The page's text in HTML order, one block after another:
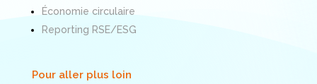
Économie circulaire
Reporting RSE/ESG
Pour aller plus loin